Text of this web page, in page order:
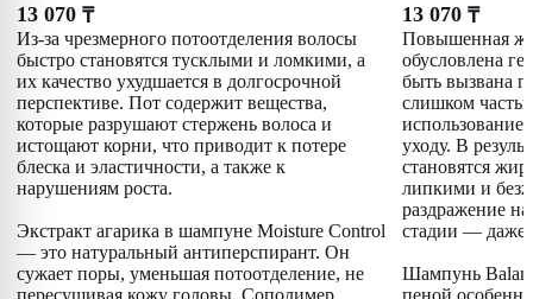
13 070 ₸
Из-за чрезмерного потоотделения волосы
быстро становятся тусклыми и ломкими, а
их качество ухудшается в долгосрочной
перспективе. Пот содержит вещества,
которые разрушают стержень волоса и
истощают корни, что приводит к потере
блеска и эластичности, а также к
нарушениям роста.
Экстракт агарика в шампуне Moisture Control
— это натуральный антиперспирант. Он
сужает поры, уменьшая потоотделение, не
пересушивая кожу головы. Сополимер
13 070 ₸
Повышенная
обусловлена
быть вызвана
слишком
уходу. В
становятся
липкими и
раздражение
стадии — даже
Шампунь
пеной